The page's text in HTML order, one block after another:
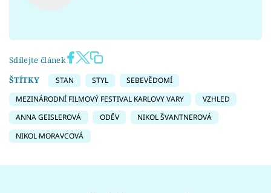
Sdílejte článek
ŠTÍTKY
STAN STYL
SEBEVĚDOMÍ
MEZINÁRODNÍ FILMOVÝ FESTIVAL KARLOVY VARY
VZHLED
ANNA GEISLEROVÁ
ODĚV
NIKOL ŠVANTNEROVÁ
NIKOL MORAVCOVÁ